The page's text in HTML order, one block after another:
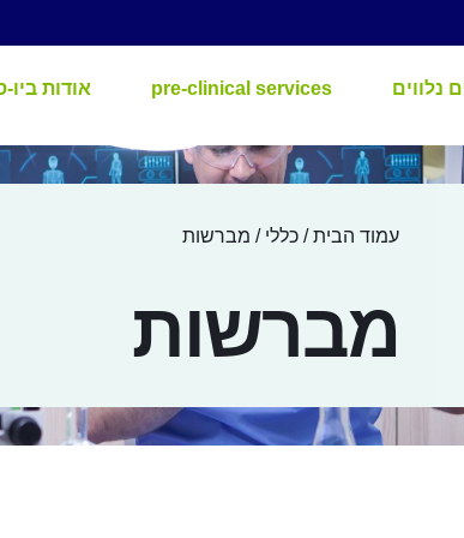
נלווים pre-clinical services
אודות
עמוד הבית/כללי / מברשות
מברשות